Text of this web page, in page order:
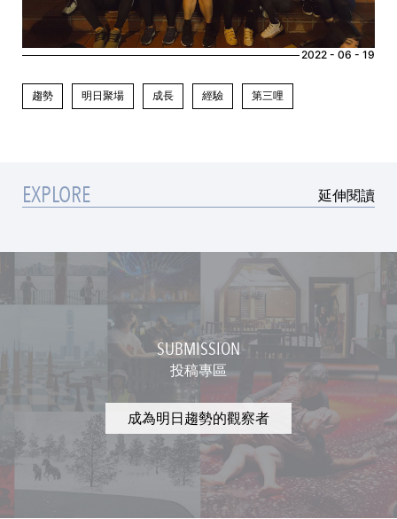
2022 - 06 - 19
趨勢 明日聚場 成長 經驗 第三哩
EXPLORE 延伸閱讀
SUBMISSION
投稿專區
成為明日趨勢的觀察者